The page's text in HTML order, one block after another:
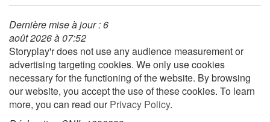
Dernière mise à jour : 6
août 2026 à 07:52
Storyplay'r does not use any audience measurement or
advertising targeting cookies. We only use cookies
necessary for the functioning of the website. By browsing
our website, you accept the use of these cookies. To learn
more, you can read ourPrivacy Policy.